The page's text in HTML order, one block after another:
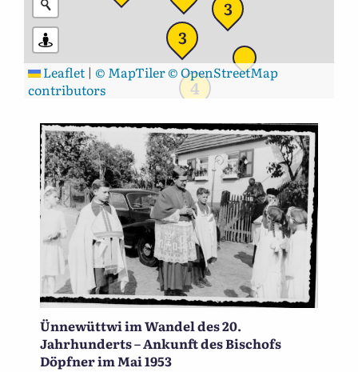
3
4
3
Leaflet | © MapTiler© OpenStreetMap
contributors
Ünnewüttwi im Wandel des 20.
Jahrhunderts – Ankunft des Bischofs
Döpfner im Mai 1953